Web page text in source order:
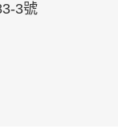
3號